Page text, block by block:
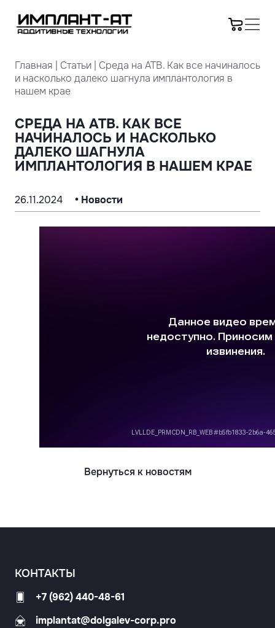
Главная Статьи
Среда на АТВ. Как все начиналось
и насколько далеко шагнула имплантология в
нашем крае
СРЕДА НА АТВ. КАК ВСЕ
НАЧИНАЛОСЬ И НАСКОЛЬКО
ДАЛЕКО ШАГНУЛА
ИМПЛАНТОЛОГИЯ В НАШЕМ КРАЕ
26.11.2024 • Новости
Вернуться к новостям
КОНТАКТЫ
+7 (962) 440-48-61
implantat@dolgalev-corp.pro